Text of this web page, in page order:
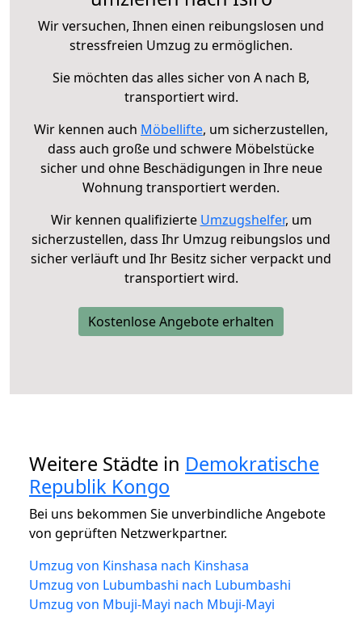
Wir versuchen, Ihnen einen reibungslosen und
stressfreien Umzug zu ermöglichen.
Sie möchten das alles sicher von A nach B,
transportiert wird.
Wir kennen auch Möbellifte, um sicherzustellen,
dass auch große und schwere Möbelstücke
sicher und ohne Beschädigungen in Ihre neue
Wohnung transportiert werden.
Wir kennen qualifizierte Umzugshelfer, um
sicherzustellen, dass Ihr Umzug reibungslos und
sicher verläuft und Ihr Besitz sicher verpackt und
transportiert wird.
Kostenlose Angebote erhalten
Weitere Städte in Demokratische
Republik Kongo
Bei uns bekommen Sie unverbindliche Angebote
von geprüften Netzwerkpartner.
Umzug von Kinshasa nach Kinshasa
Umzug von Lubumbashi nach Lubumbashi
Umzug von Mbuji-Mayi nach Mbuji-Mayi